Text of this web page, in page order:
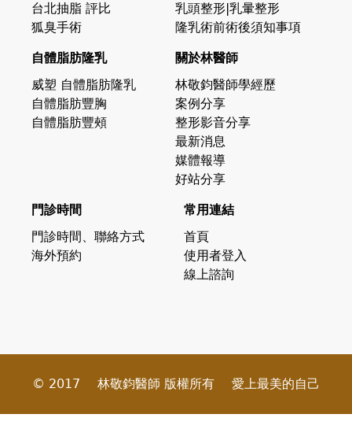
台北抽脂 評比
狐臭手術
乳頭整形|乳暈整形
隆乳術前術後須知事項
自體脂肪隆乳
威塑 自體脂肪隆乳
自體脂肪豐胸
自體脂肪豐頰
關於林醫師
林敬鈞醫師學經歷
案例分享
整形影音分享
最新消息
媒體報導
好站分享
門診時間
門診時間、聯絡方式
海外預約
常用連結
首頁
使用者登入
線上諮詢
© 2017 林敬鈞醫師 版權所有 愛上最美的自己